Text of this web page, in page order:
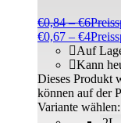
€0,84 –€6
€0,67 – €4
Auf
Kann
Variante wählen:
Dieses Produkt
können auf der